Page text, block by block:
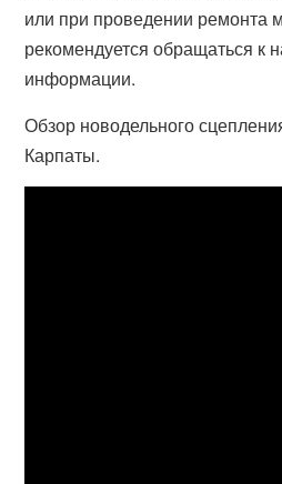
или при проведении ремонта
рекомендуется обращаться к
информации.
Обзор новодельного
Карпаты.